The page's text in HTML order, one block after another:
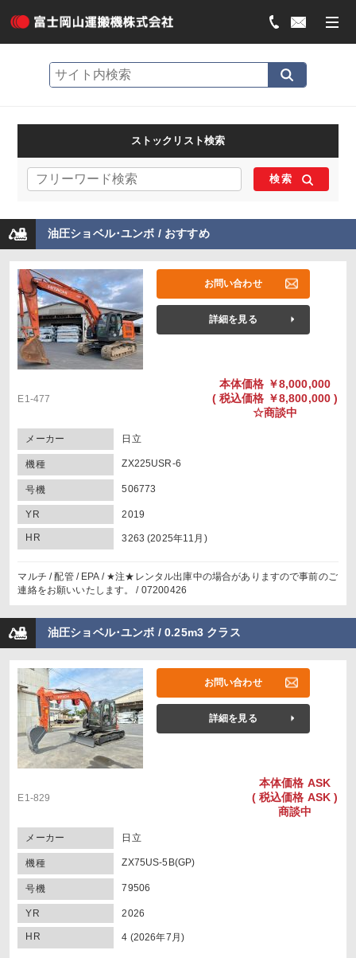
ストックリスト検索
検索
油圧ショベル･ユンボ / おすすめ
お問い合わせ
詳細を見る
E1-477
本体価格 ￥8,000,000
( 税込価格 ￥8,800,000 )
☆商談中
メーカー 日立
機種 ZX225USR-6
号機 506773
YR 2019
HR 3263 (2025年11月)
マルチ / 配管 / EPA / ★注★レンタル出庫中の場合がありますので事前のご
連絡をお願いいたします。 / 07200426
油圧ショベル･ユンボ / 0.25m3 クラス
お問い合わせ
詳細を見る
E1-829
本体価格 ASK
( 税込価格 ASK )
商談中
メーカー 日立
機種 ZX75US-5B(GP)
号機 79506
YR 2026
HR 4 (2026年7月)